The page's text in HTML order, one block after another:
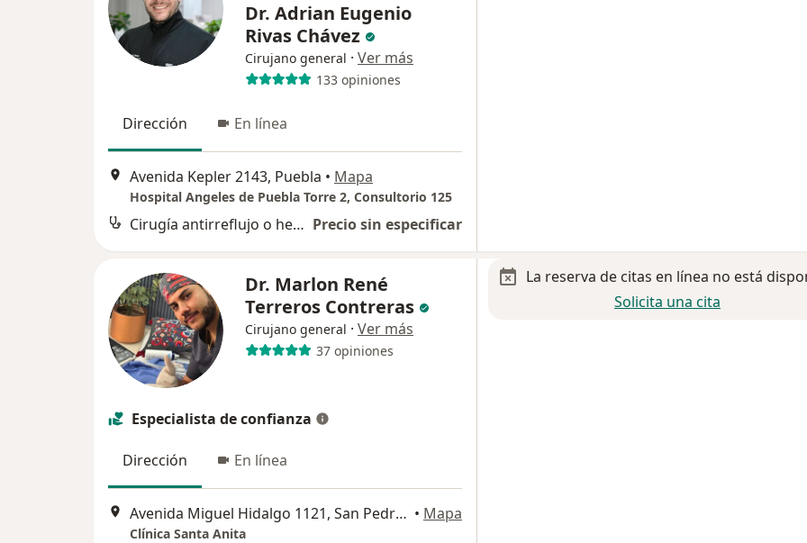
Dr. Adrian Eugenio
Rivas Chávez
Cirujano general · Ver más
133 opiniones
Dirección En línea
Avenida Kepler 2143, Puebla • Mapa
Hospital Angeles de Puebla Torre 2, Consultorio 125
Cirugía antirreflujo o hernia hiatal Precio sin especificar
Dr. Marlon René
Terreros Contreras
Cirujano general · Ver más
37 opiniones
Especialista de confianza
Dirección En línea
Avenida Miguel Hidalgo 1121, San Pedro Cholula • Mapa
Clínica Santa Anita
La reserva de citas en línea no está
Solicita una cita